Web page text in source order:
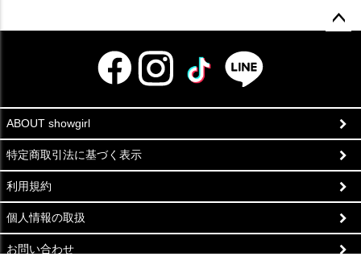
ABOUT showgirl
特定商取引法に基づく表示
利用規約
個人情報の取扱
お問い合わせ